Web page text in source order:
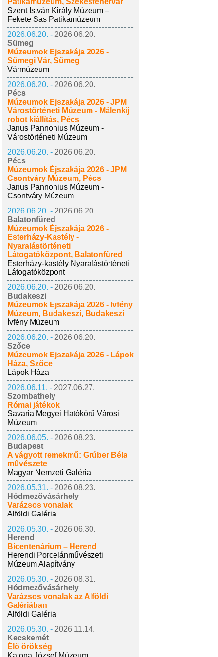
Patikamúzeum, Székesfehérvár
Szent István Király Múzeum –
Fekete Sas Patikamúzeum
2026.06.20. - 2026.06.20.
Sümeg
Múzeumok Éjszakája 2026 -
Sümegi Vár, Sümeg
Vármúzeum
2026.06.20. - 2026.06.20.
Pécs
Múzeumok Éjszakája 2026 - JPM
Várostörténeti Múzeum - Málenkij
robot kiállítás, Pécs
Janus Pannonius Múzeum -
Várostörténeti Múzeum
2026.06.20. - 2026.06.20.
Pécs
Múzeumok Éjszakája 2026 - JPM
Csontváry Múzeum, Pécs
Janus Pannonius Múzeum -
Csontváry Múzeum
2026.06.20. - 2026.06.20.
Balatonfüred
Múzeumok Éjszakája 2026 -
Esterházy-Kastély -
Nyaralástörténeti
Látogatóközpont, Balatonfüred
Esterházy-kastély Nyaralástörténeti
Látogatóközpont
2026.06.20. - 2026.06.20.
Budakeszi
Múzeumok Éjszakája 2026 - Ívfény
Múzeum, Budakeszi, Budakeszi
Ívfény Múzeum
2026.06.20. - 2026.06.20.
Szőce
Múzeumok Éjszakája 2026 - Lápok
Háza, Szőce
Lápok Háza
2026.06.11. - 2027.06.27.
Szombathely
Római játékok
Savaria Megyei Hatókörű Városi
Múzeum
2026.06.05. - 2026.08.23.
Budapest
A vágyott remekmű: Grúber Béla
művészete
Magyar Nemzeti Galéria
2026.05.31. - 2026.08.23.
Hódmezővásárhely
Varázsos vonalak
Alföldi Galéria
2026.05.30. - 2026.06.30.
Herend
Bicentenárium – Herend
Herendi Porcelánművészeti
Múzeum Alapítvány
2026.05.30. - 2026.08.31.
Hódmezővásárhely
Varázsos vonalak az Alföldi
Galériában
Alföldi Galéria
2026.05.30. - 2026.11.14.
Kecskemét
Élő örökség
Katona József Múzeum